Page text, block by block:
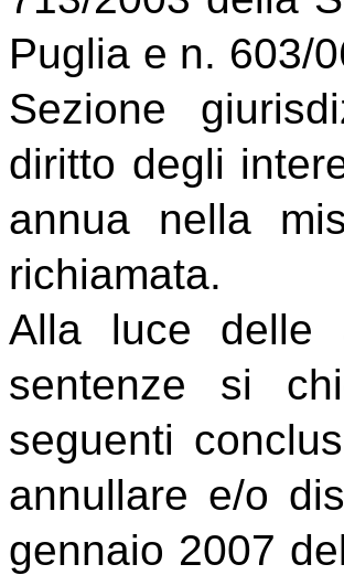
Puglia e n. 603/
Sezione
diritto degli
annua nella
richiamata.
Alla luce delle
sentenze si
seguenti
annullare e/o
gennaio 2007